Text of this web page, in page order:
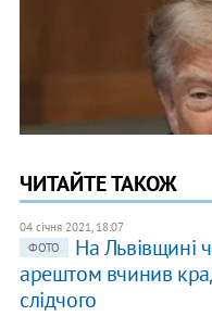
ЧИТАЙТЕ ТАКОЖ
04 січня 2021, 18:07
ФОТО
На Львівщині
арештом вчинив
слідчого